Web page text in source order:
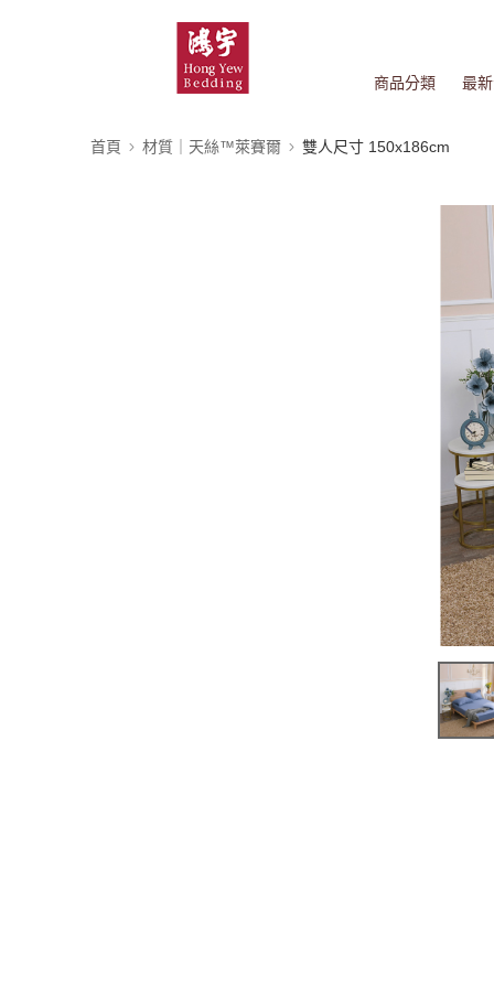
商品分類 最
首頁 材質｜天絲™萊賽爾 雙人尺寸 150x186cm